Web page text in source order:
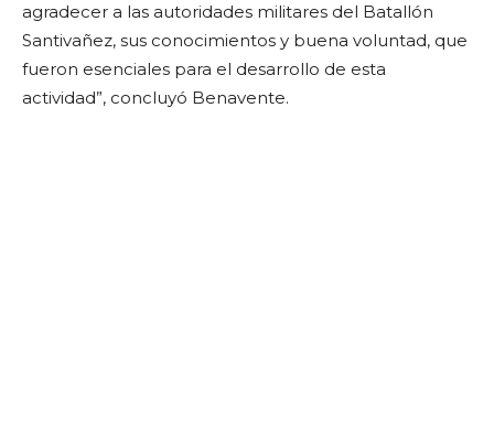
agradecer a las autoridades militares del Batallón
Santivañez, sus conocimientos y buena voluntad, que
fueron esenciales para el desarrollo de esta
actividad”, concluyó Benavente.